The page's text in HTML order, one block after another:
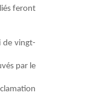
feront
devingt-
par le